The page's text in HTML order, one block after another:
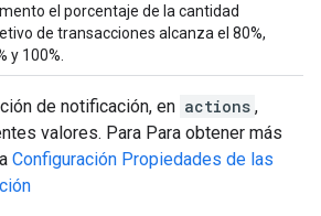
el porcentaje de la cantidad
de transacciones alcanza el 80%,
y 100%.
de notificación, en actions ,
valores. Para Para obtener más
Configuración Propiedades de las